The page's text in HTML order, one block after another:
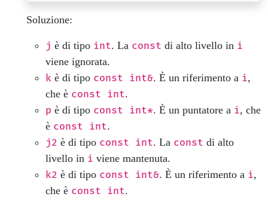
Soluzione:
j è di tipo int. La const di alto livello in i
viene ignorata.
k è di tipo const int&. È un riferimento a i,
che è const int.
p è di tipo const int*. È un puntatore a i, che
è const int.
j2 è di tipo const int. La const di alto
livello in i viene mantenuta.
k2 è di tipo const int&. È un riferimento a i,
che è const int.